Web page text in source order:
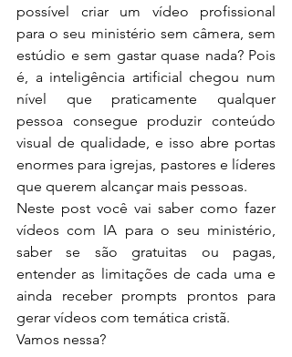
possível criar um vídeo profissional
para o seu ministério sem câmera, sem
estúdio e sem gastar quase nada? Pois
é, a inteligência artificial chegou num
nível que praticamente qualquer
pessoa consegue produzir conteúdo
visual de qualidade, e isso abre portas
enormes para igrejas, pastores e líderes
que querem alcançar mais pessoas.
Neste post você vai saber como fazer
vídeos com IA para o seu ministério,
saber se são gratuitas ou pagas,
entender as limitações de cada uma e
ainda receber prompts prontos para
gerar vídeos com temática cristã.
Vamos nessa?